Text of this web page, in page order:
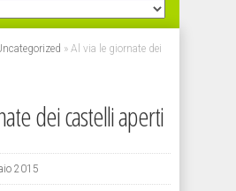
» Al via le giornate dei
dei castelli aperti
2015